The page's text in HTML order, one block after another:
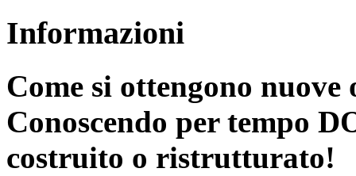
Informazioni
Come si ottengono
Conoscendo per tempo
costruito o ristrutturato!